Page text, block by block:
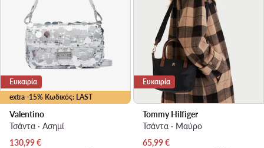
extra -15% Κωδικός: LAST
Ευκαιρία
Valentino
Τσάντα · Ασημί
Τρέχουσα τιμή
130,99€
Ευκαιρία
Tommy Hilfiger
Τσάντα · Μαύρο
Τρέχουσα τιμή
65,99€